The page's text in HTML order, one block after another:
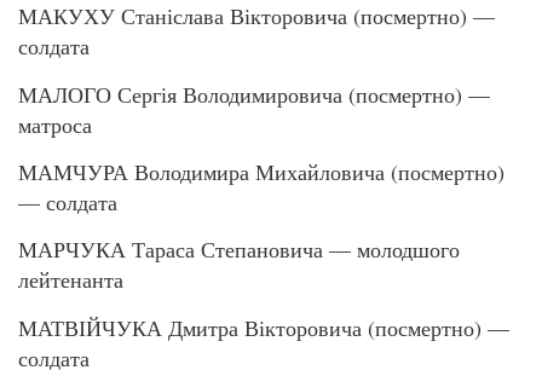
МАКУХУ Станіслава Вікторовича (посмертно) —
солдата
МАЛОГО Сергія Володимировича (посмертно) —
матроса
МАМЧУРА Володимира Михайловича (посмертно)
— солдата
МАРЧУКА Тараса Степановича — молодшого
лейтенанта
МАТВІЙЧУКА Дмитра Вікторовича (посмертно) —
солдата